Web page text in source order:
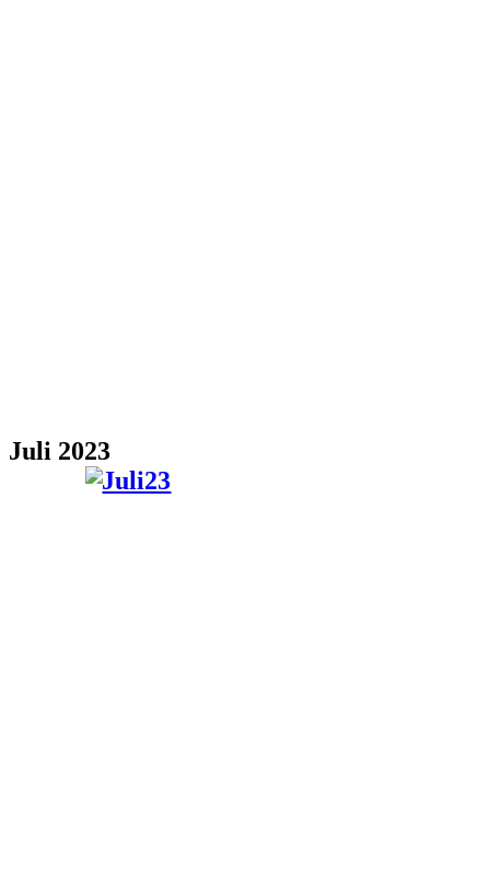
Juli 2023